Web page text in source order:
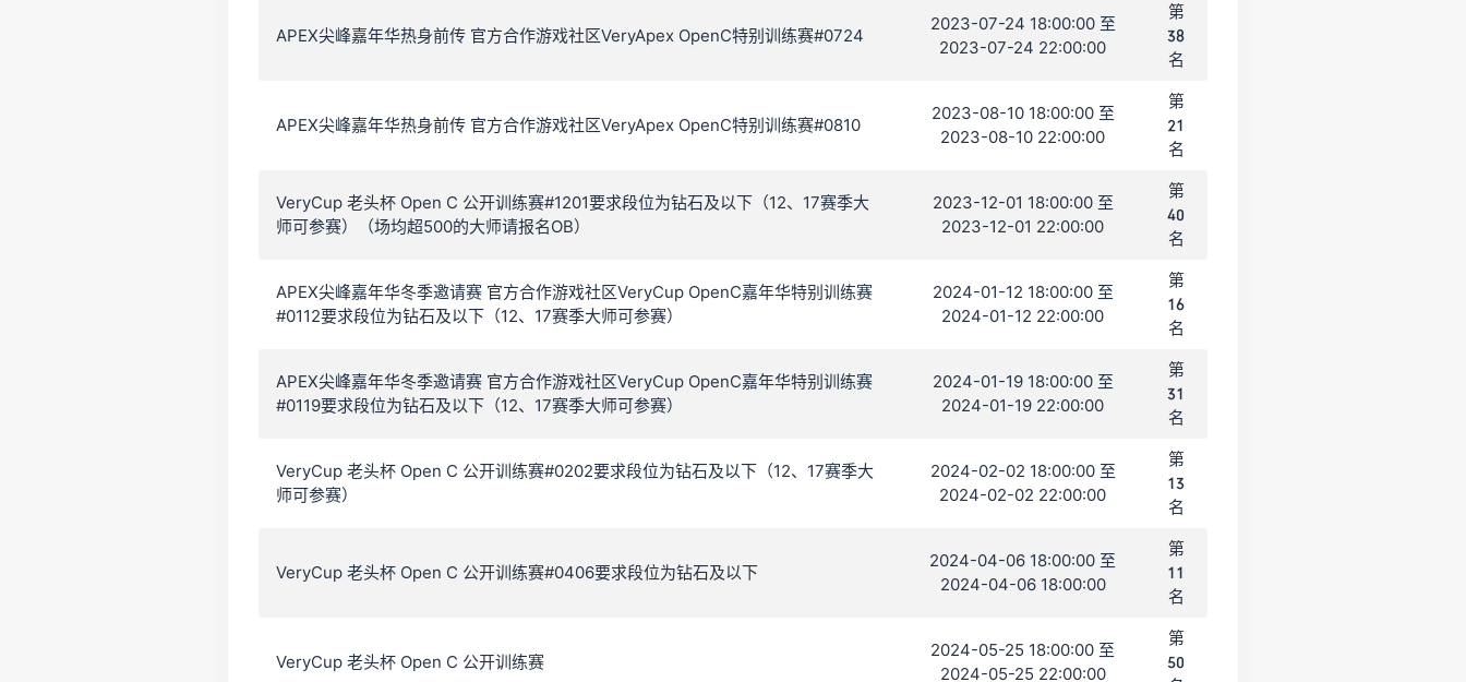
APEX尖峰嘉年华热身前传 官方合作游戏社区VeryApex OpenC特别训练赛#0724
2023-07-24 18:00:00 至
2023-07-24 22:00:00
第
38
名
APEX尖峰嘉年华热身前传 官方合作游戏社区VeryApex OpenC特别训练赛#0810
2023-08-10 18:00:00 至
2023-08-10 22:00:00
第
21
名
VeryCup 老头杯 Open C 公开训练赛#1201要求段位为钻石及以下（12、17赛季大
师可参赛）（场均超500的大师请报名OB）
2023-12-01 18:00:00 至
2023-12-01 22:00:00
第
40
名
APEX尖峰嘉年华冬季邀请赛 官方合作游戏社区VeryCup OpenC嘉年华特别训练赛
#0112要求段位为钻石及以下（12、17赛季大师可参赛）
2024-01-12 18:00:00 至
2024-01-12 22:00:00
第
16
名
APEX尖峰嘉年华冬季邀请赛 官方合作游戏社区VeryCup OpenC嘉年华特别训练赛
#0119要求段位为钻石及以下（12、17赛季大师可参赛）
2024-01-19 18:00:00 至
2024-01-19 22:00:00
第
31
名
VeryCup 老头杯 Open C 公开训练赛#0202要求段位为钻石及以下（12、17赛季大
师可参赛）
2024-02-02 18:00:00 至
2024-02-02 22:00:00
第
13
名
VeryCup 老头杯 Open C 公开训练赛#0406要求段位为钻石及以下
2024-04-06 18:00:00 至
2024-04-06 18:00:00
第
11
名
VeryCup 老头杯 Open C 公开训练赛
2024-05-25 18:00:00 至
2024-05-25 22:00:00
第
50